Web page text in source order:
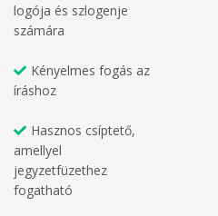
logója és szlogenje
számára
Kényelmes fogás az
íráshoz
Hasznos csíptető,
amellyel
jegyzetfüzethez
fogatható